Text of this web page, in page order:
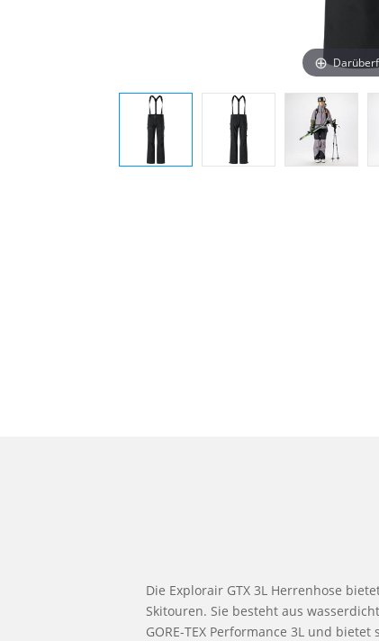
Die Explorair GTX 3L Herrenhose
Skitouren. Sie besteht aus
GORE-TEX Performance 3L und bietet